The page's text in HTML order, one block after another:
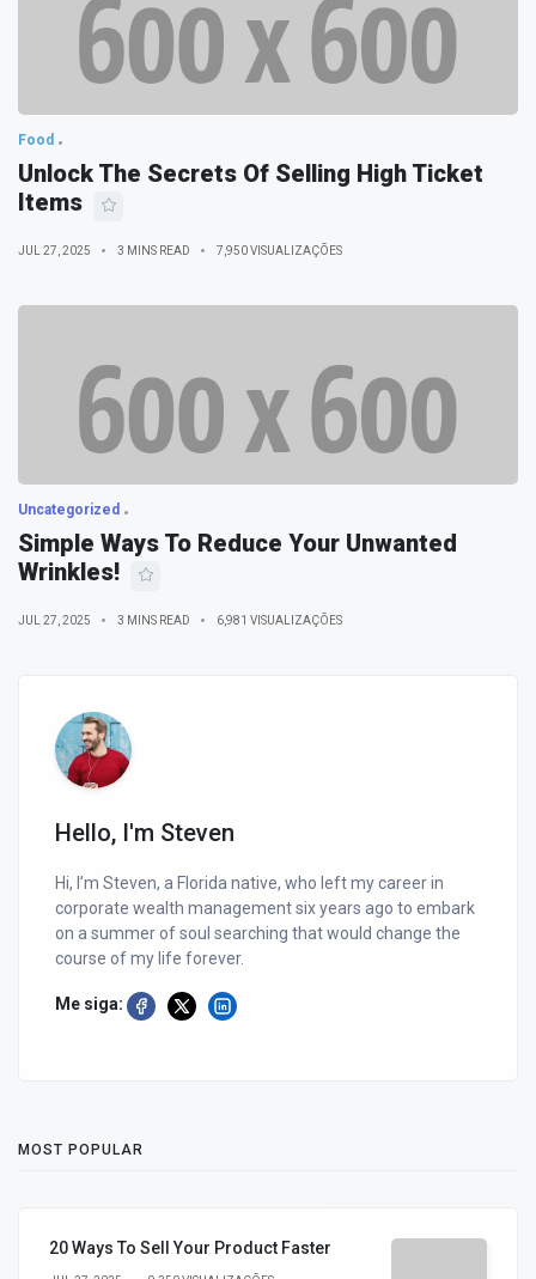
Food
Unlock The Secrets Of Selling High Ticket
Items
JUL 27, 2025 3 MINS READ 7,950 VISUALIZAÇÕES
Uncategorized
Simple Ways To Reduce Your Unwanted
Wrinkles!
JUL 27, 2025 3 MINS READ 6,981 VISUALIZAÇÕES
Hello, I'm Steven
Hi, I’m Steven, a Florida native, who left my career in
corporate wealth management six years ago to embark
on a summer of soul searching that would change the
course of my life forever.
Me siga:
MOST POPULAR
20 Ways To Sell Your Product Faster